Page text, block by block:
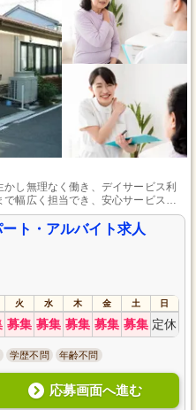
かし無理なく働き、デイサービス利
幅広く担当でき、安心サービスと
1983年設立のヘルスケア企業です。
ト・アルバイト求人
火 水 木 金 土 日
募集 募集 募集 募集 募集 定休
学歴不問 年齢不問
応募画面へ進む